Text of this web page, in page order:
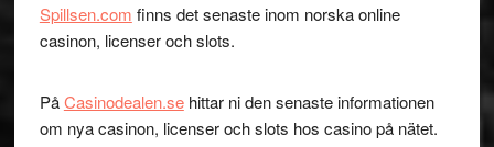
Spillsen.com finns det senaste inom norska online
casinon, licenser och slots.
PåCasinodealen.sehittar ni den senaste informationen
om nya casinon, licenser och slots hos casino på nätet.